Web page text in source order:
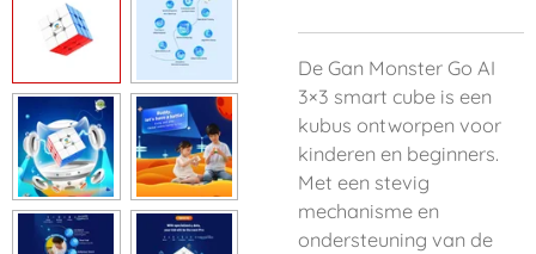
De Gan Monster Go AI
3×3 smart cube is een
kubus ontworpen voor
kinderen en beginners.
Met een stevig
mechanisme en
ondersteuning van de